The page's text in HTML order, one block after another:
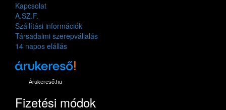
Kapcsolat
A.SZ.F.
Szállítási információk
Társadalmi szerepvállalás
14 napos elállás
Árukereső.hu
Fizetési módok